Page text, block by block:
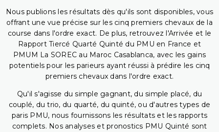
Nous publions les résultats dès qu'ils sont disponibles, vous
offrant une vue précise sur les cinq premiers chevaux de la
course dans l'ordre exact. De plus, retrouvez l'Arrivée et le
Rapport Tiercé Quarté Quinté du PMU en France et
PMUM La SOREC au Maroc Casablanca, avec les gains
potentiels pour les parieurs ayant réussi à prédire les cinq
premiers chevaux dans l'ordre exact.
Qu'il s'agisse du simple gagnant, du simple placé, du
couplé, du trio, du quarté, du quinté, ou d'autres types de
paris PMU, nous fournissons les résultats et les rapports
complets. Nos analyses et pronostics PMU Quinté sont